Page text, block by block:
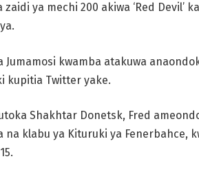
ya mechi 200 akiwa ‘Red Devil’
kwamba atakuwa
kupitia Twitter yake.
Shakhtar Donetsk, Fred
na klabu ya Kituruki ya Fenerbahce,